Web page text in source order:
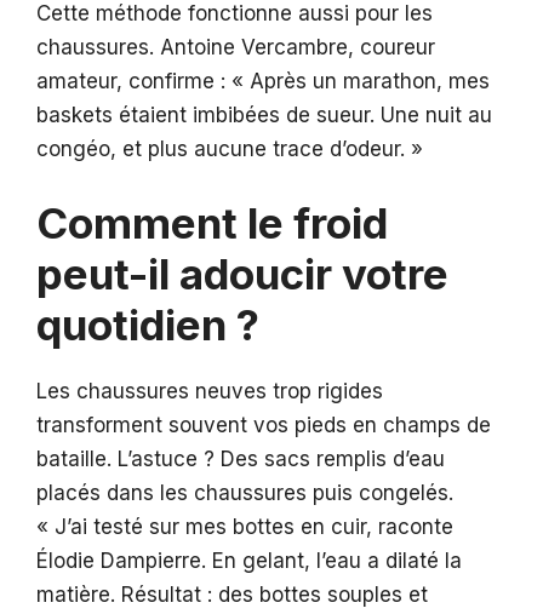
Cette méthode fonctionne aussi pour les
chaussures. Antoine Vercambre, coureur
amateur, confirme : « Après un marathon, mes
baskets étaient imbibées de sueur. Une nuit au
congéo, et plus aucune trace d’odeur. »
Comment le froid
peut-il adoucir votre
quotidien ?
Les chaussures neuves trop rigides
transforment souvent vos pieds en champs de
bataille. L’astuce ? Des sacs remplis d’eau
placés dans les chaussures puis congelés.
« J’ai testé sur mes bottes en cuir, raconte
Élodie Dampierre. En gelant, l’eau a dilaté la
matière. Résultat : des bottes souples et